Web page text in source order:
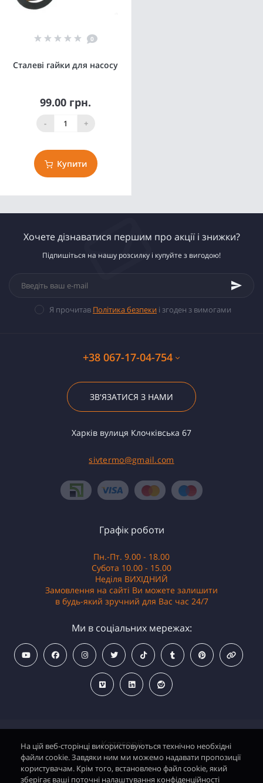
0
Сталеві гайки для насосу
99.00 грн.
- +
Купити
Хочете дізнаватися першим про акції і знижки?
Підпишіться на нашу розсилку і купуйте з вигодою!
Я прочитав Політика безпеки і згоден з вимогами
+38 067-17-04-754
ЗВ'ЯЗАТИСЯ З НАМИ
Харків вулиця Клочківська 67
sivtermo@gmail.com
Категорії
Графік роботи
Пн.-Пт. 9.00 - 18.00
Субота 10.00 - 15.00
Неділя ВИХІДНИЙ
Замовлення на сайті Ви можете залишити
в будь-який зручний для Вас час 24/7
Ми в соціальних мережах:
На цій веб-сторінці використовуються технічно необхідні
файли cookie. Завдяки ним ми можемо надавати пропозиції
користувачам. Крім того, встановлено файл cookie, який
зберігає ваші поточні налаштування конфіденційності